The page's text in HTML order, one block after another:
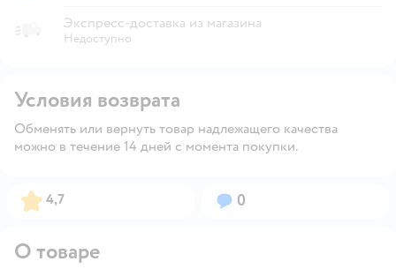
Экспресс-доставка из магазина
Недоступно
Условия возврата
Обменять или вернуть товар надлежащего качества
можно в течение 14 дней с момента покупки.
Рейтинг:
4,7 Вопросов:
0
О товаре